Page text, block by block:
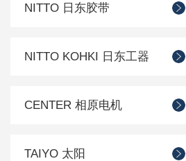
NITTO 日东胶带
NITTO KOHKI 日东工器
CENTER 相原电机
TAIYO 太阳